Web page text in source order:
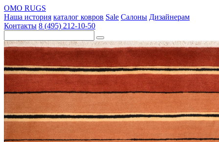
OMO RUGS
Наша история каталог ковров Sale Салоны Дизайнерам
Контакты 8 (495) 212-10-50